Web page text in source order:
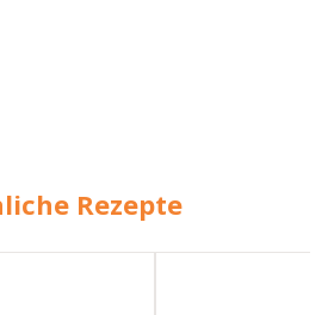
Rezepte